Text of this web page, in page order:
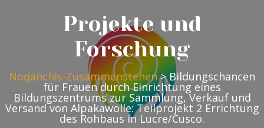
Projekte und
Forschung
Noqanchis-Zusammenstehen>Bildungschancen
für Frauen durch Einrichtung eines
Bildungszentrums zur Sammlung, Verkauf und
Versand von Alpakawolle: Teilprojekt 2 Errichtung
des Rohbaus in Lucre/Cusco.